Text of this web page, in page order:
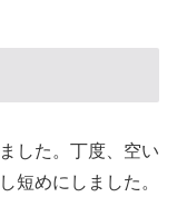
した。丁度、空い
短めにしました。